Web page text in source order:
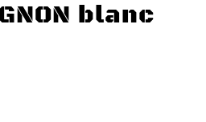
blanc